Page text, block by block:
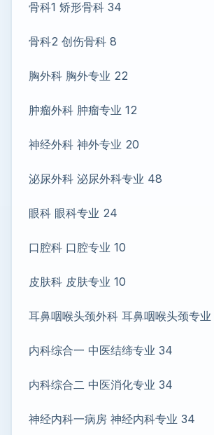
骨科1 矫形骨科 34
骨科2 创伤骨科 8
胸外科 胸外专业 22
肿瘤外科 肿瘤专业 12
神经外科 神外专业 20
泌尿外科 泌尿外科专业 48
眼科 眼科专业 24
口腔科 口腔专业 10
皮肤科 皮肤专业 10
耳鼻咽喉头颈外科 耳鼻咽喉头颈专
内科综合一 中医结缔专业 34
内科综合二 中医消化专业 34
神经内科一病房 神经内科专业 34